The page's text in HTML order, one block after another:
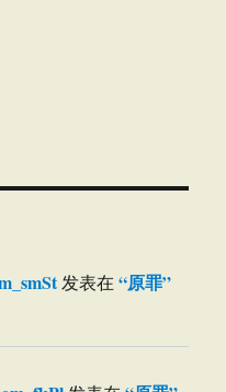
发表在“原罪”